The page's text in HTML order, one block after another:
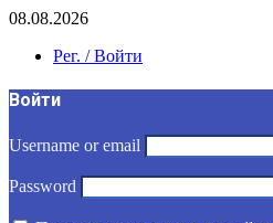
08.08.2026
Рег. / Войти
Войти
Username or email
Password